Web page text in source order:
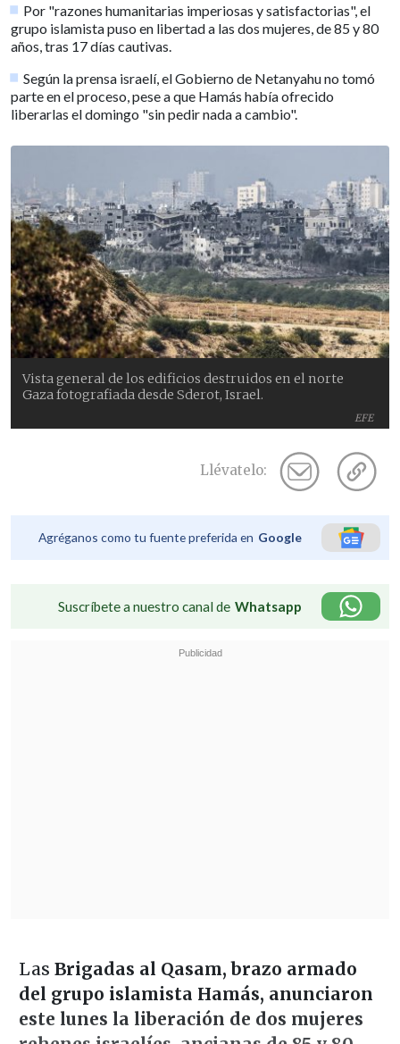
Por "razones humanitarias imperiosas y satisfactorias", el
grupo islamista puso en libertad a las dos mujeres, de 85 y 80
años, tras 17 días cautivas.
Según la prensa israelí, el Gobierno de Netanyahu no tomó
parte en el proceso, pese a que Hamás había ofrecido
liberarlas el domingo "sin pedir nada a cambio".
EFE
Vista general de los edificios destruidos en el norte
Gaza fotografiada desde Sderot, Israel.
Llévatelo:
Agréganos como tu fuente preferida en Google
Suscríbete a nuestro canal de Whatsapp
Las Brigadas al Qasam, brazo armado
del grupo islamista Hamás, anunciaron
este lunes la liberación de dos mujeres